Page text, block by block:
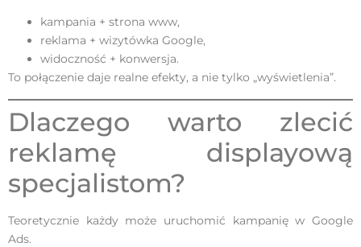
kampania + strona www,
reklama + wizytówka Google,
widoczność + konwersja.
To połączenie daje realne efekty, a nie tylko „wyświetlenia”.
Dlaczego warto zlecić
reklamę displayową
specjalistom?
Teoretycznie każdy może uruchomić kampanię w Google
Ads.